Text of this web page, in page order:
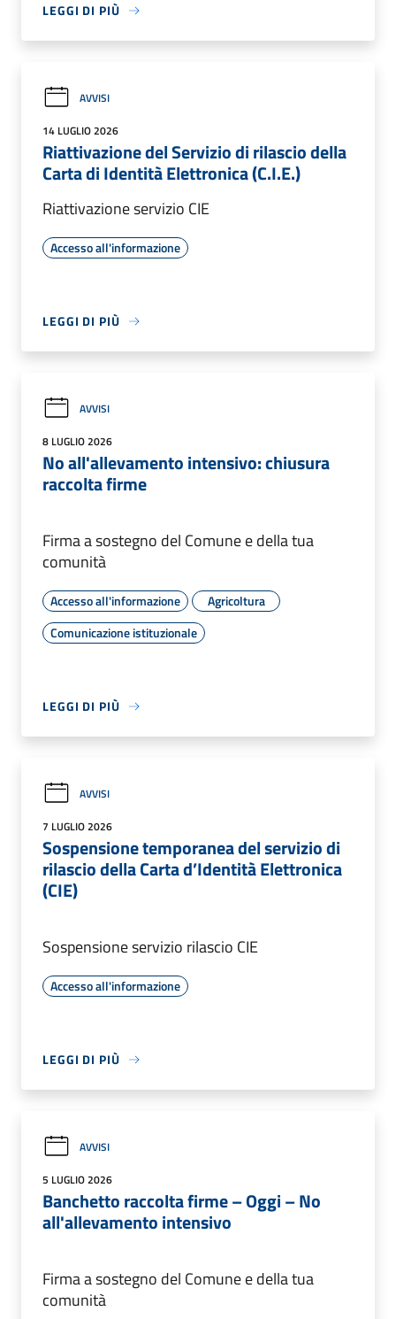
LEGGI DI PIÙ
AVVISI
14 LUGLIO 2026
Riattivazione del Servizio di rilascio della
Carta di Identità Elettronica (C.I.E.)
Riattivazione servizio CIE
Accesso all'informazione
LEGGI DI PIÙ
AVVISI
8 LUGLIO 2026
No all'allevamento intensivo: chiusura
raccolta firme
Firma a sostegno del Comune e della tua
comunità
Accesso all'informazione
Agricoltura
Comunicazione istituzionale
LEGGI DI PIÙ
AVVISI
7 LUGLIO 2026
Sospensione temporanea del servizio di
rilascio della Carta d’Identità Elettronica
(CIE)
Sospensione servizio rilascio CIE
Accesso all'informazione
LEGGI DI PIÙ
AVVISI
5 LUGLIO 2026
Banchetto raccolta firme – Oggi – No
all'allevamento intensivo
Firma a sostegno del Comune e della tua
comunità